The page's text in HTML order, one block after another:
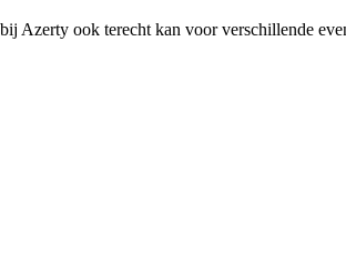
Azerty ook terecht kan voor verschillende